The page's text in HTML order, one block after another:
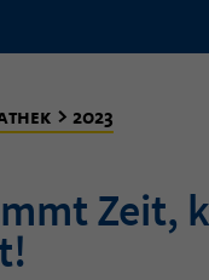
> 2023
Zeit,